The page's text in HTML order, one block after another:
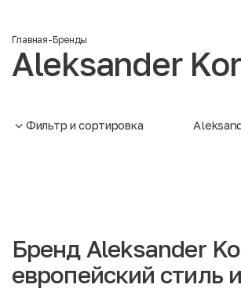
Главная-Бренды
Aleksander
Фильтр и сортировка
Бренд Aleksander
европейский стиль и